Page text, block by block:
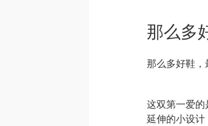
那么多
那么多好鞋
这双第一爱
延伸的小设